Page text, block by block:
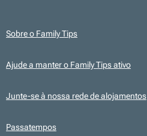
Sobre o Family Tips
Ajude a manter o Family Tips ativo
Junte-se à nossa rede de alojamentos
Passatempos